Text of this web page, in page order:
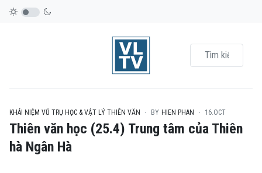
KHÁI NIỆM VŨ TRỤ HỌC & VẬT LÝ THIÊN VĂN BY HIEN PHAN 16.OCT
Thiên văn học (25.4) Trung tâm của Thiên
hà Ngân Hà